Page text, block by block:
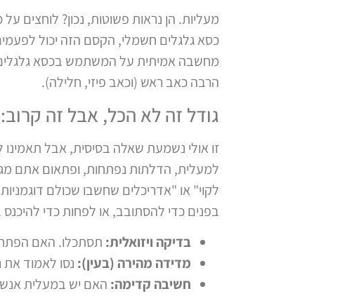
מעליות. הן נראות פשוטות, נכון?
כסא גלגלים חשמלי, הקסם הזה יכול
מחשבה אמיתית על המשתמש בכסא
הרבה כאב ראש (וכאב פיזי, חלילה).
גודל זה לא הכל, אבל זה
זו אולי נשמעת שאלה בסיסית, אבל תאמינו
למעלית, הדלתות נפתחות, ופתאום אתם
לקוי" או "אדריכלים שחשבו שכולם
בפנים כדי להסתובב, או לפחות כדי
בדיקה ויזואלית: תסתכלו. האם הפתח
מדידה מהירה (בעין): נסו לאמוד
חשיבה קדימה: האם יש במעלית